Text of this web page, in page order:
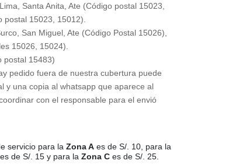
Santa Anita, Ate (Código postal 15023,
postal 15023, 15012).
San Miguel, Ate (Código Postal 15026),
15026, 15024).
postal 15483)
pedido fuera de nuestra cubertura puede
y una copia al whatsapp que aparece al
con el responsable para el envió
servicio para la Zona A es de S/. 10, para la
es de S/. 15 y para la Zona C es de S/. 25.